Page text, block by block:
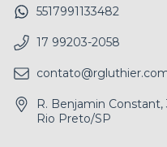
5517991133482
17 99203-2058
R. Benjamin Constant,
Rio Preto/SP